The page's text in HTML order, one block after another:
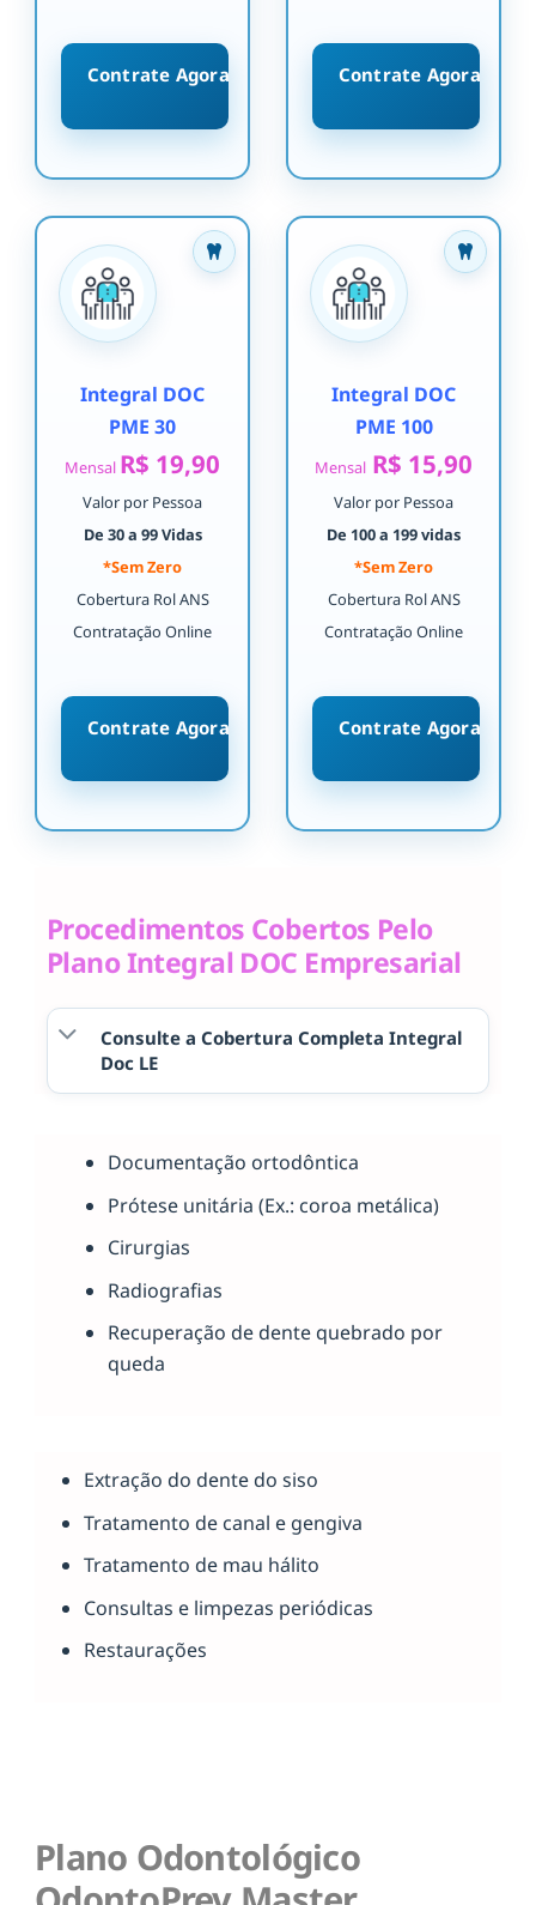
Contrate Agora Contrate Agora
Integral DOC
PME 30
Mensal R$ 19,90
Valor por Pessoa
De 30 a 99 Vidas
*Sem Zero
Cobertura Rol ANS
Contratação Online
Contrate Agora
Integral DOC
PME 100
Mensal R$ 15,90
Valor por Pessoa
De 100 a 199 vidas
*Sem Zero
Cobertura Rol ANS
Contratação Online
Contrate Agora
Procedimentos Cobertos Pelo
Plano Integral DOC Empresarial
Consulte a Cobertura Completa Integral
Doc LE
Documentação ortodôntica
Prótese unitária (Ex.: coroa metálica)
Cirurgias
Radiografias
Recuperação de dente quebrado por
queda
Extração do dente do siso
Tratamento de canal e gengiva
Tratamento de mau hálito
Consultas e limpezas periódicas
Restaurações
Plano Odontológico